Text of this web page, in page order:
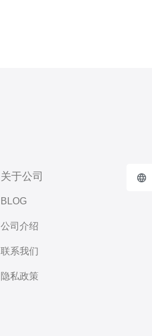
关于公司
BLOG
公司介绍
联系我们
隐私政策